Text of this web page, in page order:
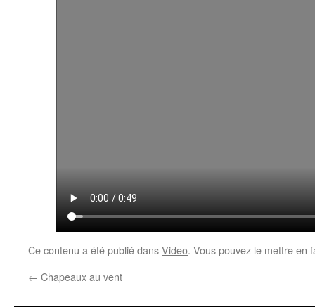
Ce contenu a été publié dansVideo. Vous pouvez le mettre en
← Chapeaux au vent